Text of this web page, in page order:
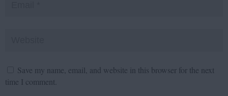
Save my name, email, and website in this browser for the next
time I comment.